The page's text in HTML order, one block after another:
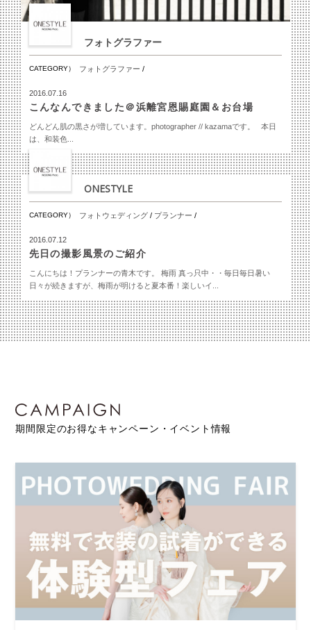
フォトグラファー
CATEGORY） フォトグラファー /
2016.07.16
こんなんできました＠浜離宮恩賜庭園＆お台場
どんどん肌の黒さが増しています。photographer // kazamaです。 本日
は、和装色...
ONESTYLE
CATEGORY） フォトウェディング/ プランナー /
2016.07.12
先日の撮影風景のご紹介
こんにちは！プランナーの青木です。 梅雨 真っ只中・・毎日毎日暑い
日々が続きますが、梅雨が明けると夏本番！楽しいイ...
期間限定のお得なキャンペーン・イベント情報